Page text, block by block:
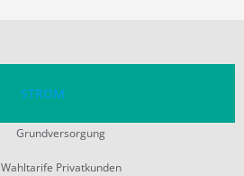
STROM
Grundversorgung
Wahltarife Privatkunden